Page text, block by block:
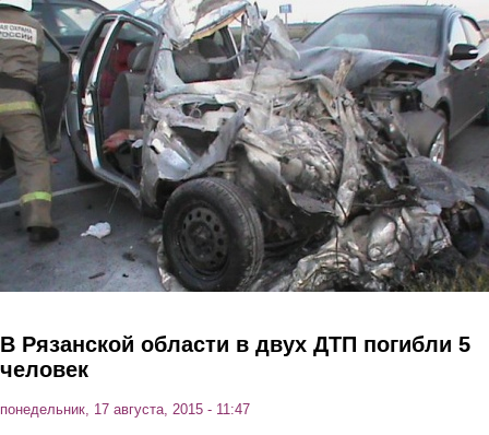
Перейти к основному содержанию
В Рязанской области в двух ДТП погибли 5
человек
понедельник, 17 августа, 2015 - 11:47